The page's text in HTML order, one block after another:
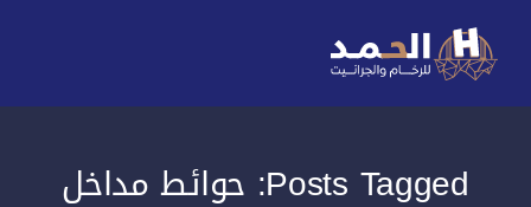
Posts Tagged: حوائط مداخل